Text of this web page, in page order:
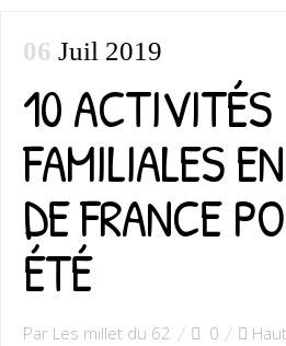
06 Juil 2019
10 ACTIVITÉS
FAMILIALES
DE FRANCE
ÉTÉ
Par Les millet du 62 0